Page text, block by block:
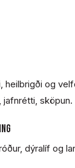
heilbrigði og
jafnrétti, sköpun.
dýralíf og